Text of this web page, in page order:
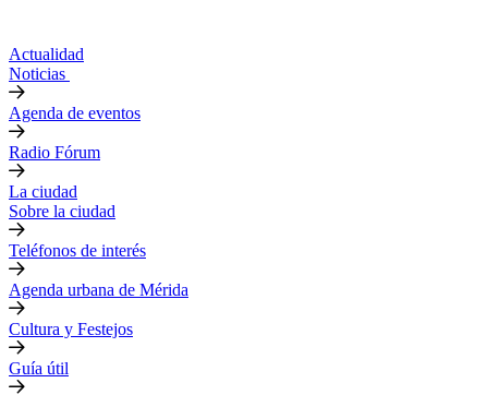
Actualidad
Noticias
Agenda de eventos
Radio Fórum
La ciudad
Sobre la ciudad
Teléfonos de interés
Agenda urbana de Mérida
Cultura y Festejos
Guía útil